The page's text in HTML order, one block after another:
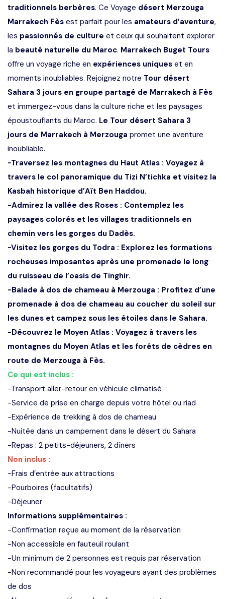
traditionnels berbères. Ce Voyage désert Merzouga
Marrakech Fès est parfait pour les amateurs d’aventure,
les passionnés de culture et ceux qui souhaitent explorer
la beauté naturelle du Maroc. Marrakech Buget Tours
offre un voyage riche en expériences uniques et en
moments inoubliables. Rejoignez notre Tour désert
Sahara 3 jours en groupe partagé de Marrakech à Fès
et immergez-vous dans la culture riche et les paysages
époustouflants du Maroc. Le Tour désert Sahara 3
jours de Marrakech à Merzouga promet une aventure
inoubliable.
-Traversez les montagnes du Haut Atlas : Voyagez à
travers le col panoramique du Tizi N’tichka et visitez la
Kasbah historique d’Aït Ben Haddou.
-Admirez la vallée des Roses : Contemplez les
paysages colorés et les villages traditionnels en
chemin vers les gorges du Dadès.
-Visitez les gorges du Todra : Explorez les formations
rocheuses imposantes après une promenade le long
du ruisseau de l’oasis de Tinghir.
-Balade à dos de chameau à Merzouga : Profitez d’une
promenade à dos de chameau au coucher du soleil sur
les dunes et campez sous les étoiles dans le Sahara.
-Découvrez le Moyen Atlas : Voyagez à travers les
montagnes du Moyen Atlas et les forêts de cèdres en
route de Merzouga à Fès.
Ce qui est inclus :
-Transport aller-retour en véhicule climatisé
-Service de prise en charge depuis votre hôtel ou riad
-Expérience de trekking à dos de chameau
-Nuitée dans un campement dans le désert du Sahara
-Repas : 2 petits-déjeuners, 2 dîners
Non inclus :
-Frais d’entrée aux attractions
-Pourboires (facultatifs)
-Déjeuner
Informations supplémentaires :
-Confirmation reçue au moment de la réservation
-Non accessible en fauteuil roulant
-Un minimum de 2 personnes est requis par réservation
-Non recommandé pour les voyageurs ayant des problèmes
de dos